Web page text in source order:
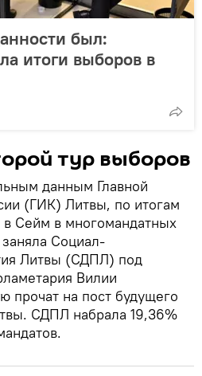
был:
итоги выборов в
тур выборов
данным Главной
(ГИК) Литвы, по итогам
в Сейм в многомандатных
Социал-
Литвы (СДПЛ) под
Вилии
прочат на пост будущего
СДПЛ набрала 19,36%